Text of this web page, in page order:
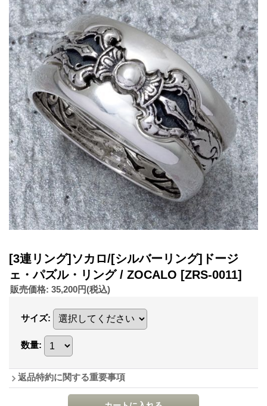
[3連リング]ソカロ/[シルバーリング]ドージ
ェ・パズル・リング / ZOCALO [ZRS-0011]
販売価格: 35,200円(税込)
サイズ:
数量:
返品特約に関する重要事項